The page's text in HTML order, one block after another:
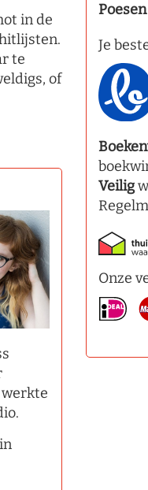
in de
te
of
Poesen
Je
Veilig
Onze